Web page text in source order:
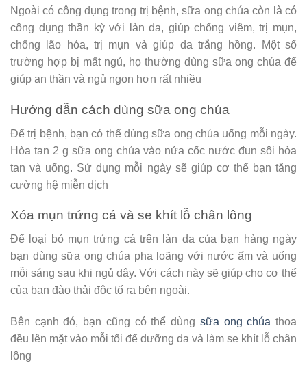
Ngoài có công dụng trong trị bệnh, sữa ong chúa còn là có
công dụng thần kỳ với làn da, giúp chống viêm, trị mụn,
chống lão hóa, trị mụn và giúp da trắng hồng. Một số
trường hợp bị mất ngủ, họ thường dùng sữa ong chúa để
giúp an thần và ngủ ngon hơn rất nhiều
Hướng dẫn cách dùng sữa ong chúa
Để trị bệnh, bạn có thể dùng sữa ong chúa uống mỗi ngày.
Hòa tan 2 g sữa ong chúa vào nửa cốc nước đun sôi hòa
tan và uống. Sử dụng mỗi ngày sẽ giúp cơ thể bạn tăng
cường hệ miễn dịch
Xóa mụn trứng cá và se khít lỗ chân lông
Để loại bỏ mụn trứng cá trên làn da của bạn hàng ngày
bạn dùng sữa ong chúa pha loãng với nước ấm và uống
mỗi sáng sau khi ngủ dậy. Với cách này sẽ giúp cho cơ thể
của bạn đào thải độc tố ra bên ngoài.
Bên cạnh đó, bạn cũng có thể dùng sữa ong chúa thoa
đều lên mặt vào mỗi tối để dưỡng da và làm se khít lỗ chân
lông